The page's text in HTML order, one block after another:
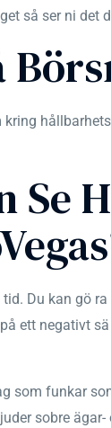
så ser ni det
Se
Du kan gö
ett negativt
som funkar
sobre